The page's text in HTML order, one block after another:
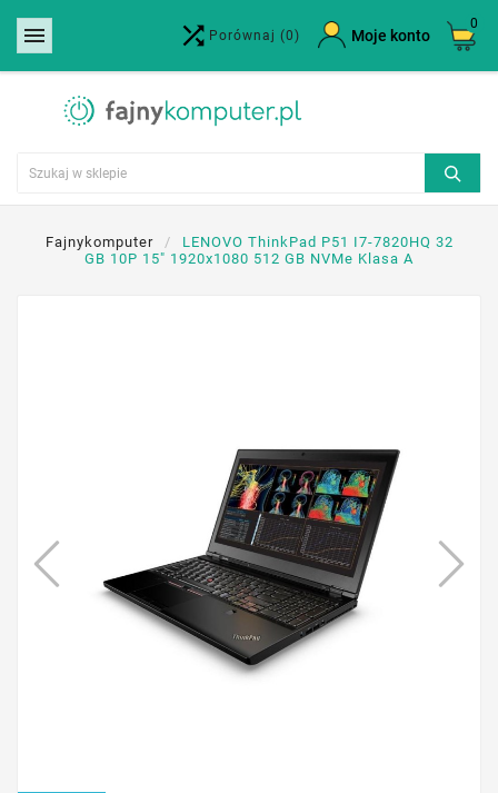
  Porównaj (0) Moje konto
0
Fajnykomputer
LENOVO ThinkPad P51 I7-7820HQ 32
GB 10P 15" 1920x1080 512 GB NVMe Klasa A
Utwórz listę życzeń ×
Nazwa listy życzeń
Anuluj Utwórz listę życzeń